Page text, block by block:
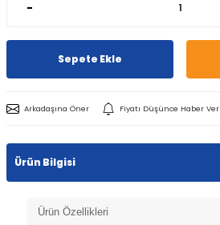
-
Sepete Ekle
Arkadaşına Öner Fiyatı Düşünce Haber Ver
Ürün Bilgisi
Ürün Özellikleri